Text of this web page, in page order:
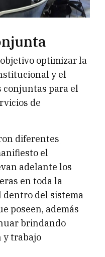
optimizar la
y el
conjuntas para el
de
diferentes
el
adelante los
en toda la
del sistema
poseen, además
brindando
y trabajo